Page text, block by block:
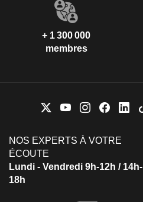
+ 1 300 000
membres
NOS EXPERTS À VOTRE
ÉCOUTE
Lundi - Vendredi 9h-12h / 14h-
18h